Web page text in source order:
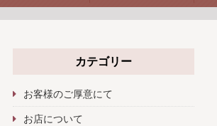
カテゴリー
お客様のご厚意にて
お店について